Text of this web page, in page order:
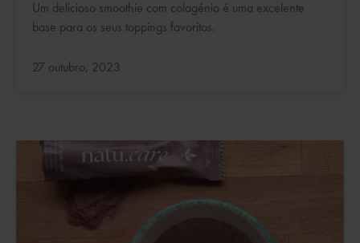
Um delicioso smoothie com colagénio é uma excelente
base para os seus toppings favoritos.
Atualizado:
27 outubro, 2023